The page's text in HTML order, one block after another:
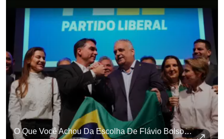
O Que Você Achou Da Escolha De Flávio Bolsonaro? #OAntagonista